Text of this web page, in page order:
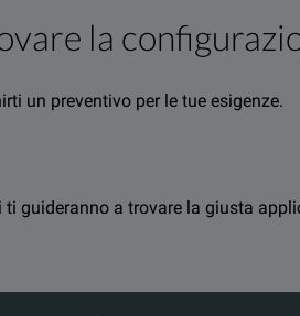
la
un preventivo per le tue esigenze.
ti guideranno a trovare la giusta
devices with two